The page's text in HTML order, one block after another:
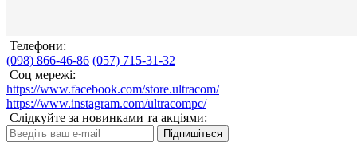
Телефони:
(098) 866-46-86 (057) 715-31-32
Соц мережі:
https://www.facebook.com/store.ultracom/
https://www.instagram.com/ultracompc/
Слідкуйте за новинками та акціями:
Підпишіться